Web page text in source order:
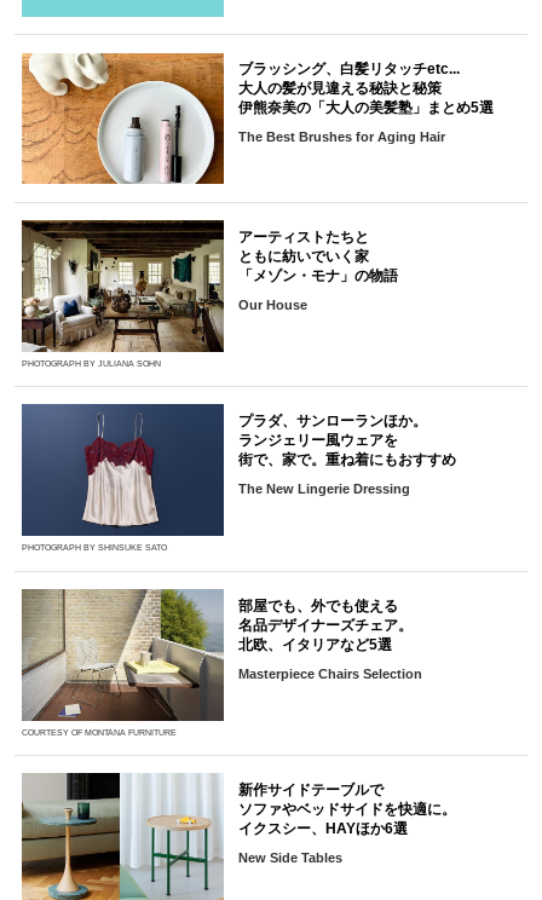
ブラッシング、白髪リタッチetc...
大人の髪が見違える秘訣と秘策
伊熊奈美の「大人の美髪塾」まとめ5選
The Best Brushes for Aging Hair
PHOTOGRAPH BY JULIANA SOHN
アーティストたちと
ともに紡いでいく家
「メゾン・モナ」の物語
Our House
PHOTOGRAPH BY SHINSUKE SATO
プラダ、サンローランほか。
ランジェリー風ウェアを
街で、家で。重ね着にもおすすめ
The New Lingerie Dressing
COURTESY OF MONTANA FURNITURE
部屋でも、外でも使える
名品デザイナーズチェア。
北欧、イタリアなど5選
Masterpiece Chairs Selection
新作サイドテーブルで
ソファやベッドサイドを快適に。
イクスシー、HAYほか6選
New Side Tables